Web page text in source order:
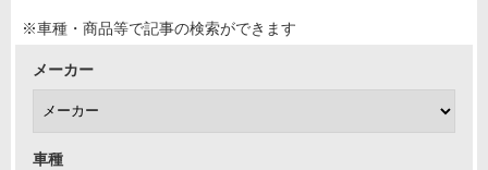
※車種・商品等で記事の検索ができます
メーカー
車種